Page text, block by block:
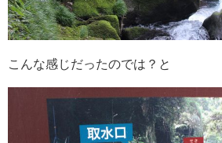
こんな感じだったのでは？と